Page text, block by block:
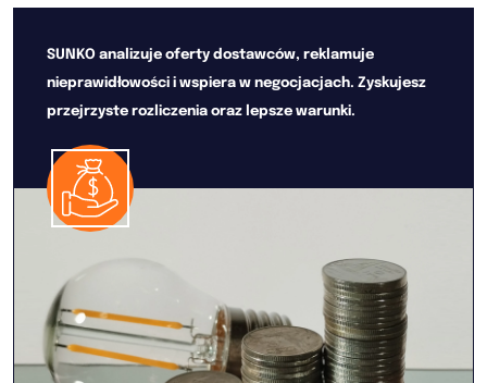
SUNKO analizuje oferty dostawców, reklamuje
nieprawidłowości i wspiera w negocjacjach. Zyskujesz
przejrzyste rozliczenia oraz lepsze warunki.